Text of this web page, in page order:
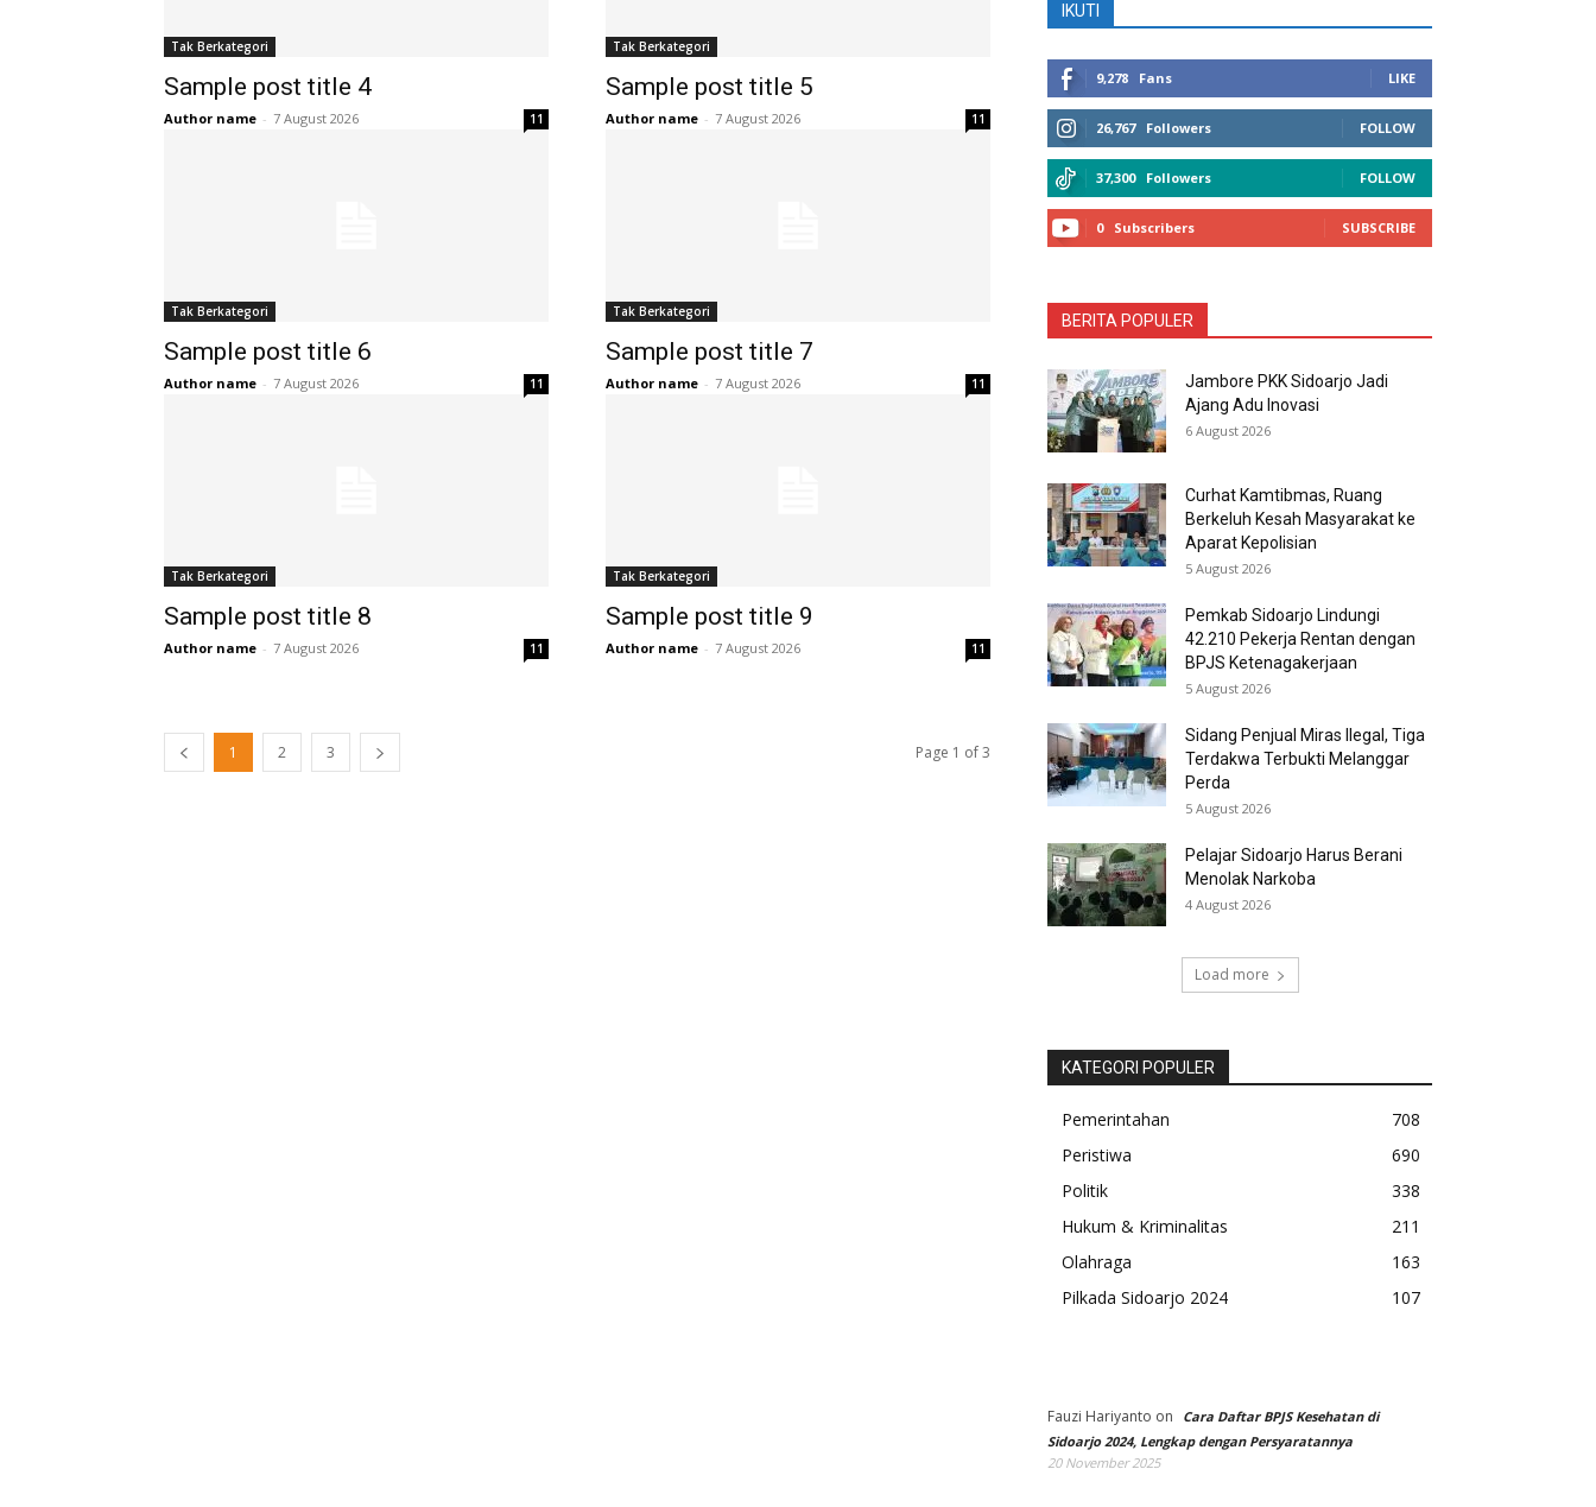
Tak Berkategori
Sample post title 4
Author name - 7 August 2026 11
Tak Berkategori
Sample post title 5
Author name - 7 August 2026 11
Tak Berkategori
Sample post title 6
Author name - 7 August 2026 11
Tak Berkategori
Sample post title 7
Author name - 7 August 2026 11
Tak Berkategori
Sample post title 8
Author name - 7 August 2026 11
Tak Berkategori
Sample post title 9
Author name - 7 August 2026 11
1 2 3 Page 1 of 3
IKUTI
9,278 Fans LIKE
26,767 Followers FOLLOW
37,300 Followers FOLLOW
0 Subscribers SUBSCRIBE
BERITA POPULER
Jambore PKK Sidoarjo Jadi
Ajang Adu Inovasi
6 August 2026
Curhat Kamtibmas, Ruang
Berkeluh Kesah Masyarakat ke
Aparat Kepolisian
5 August 2026
Pemkab Sidoarjo Lindungi
42.210 Pekerja Rentan dengan
BPJS Ketenagakerjaan
5 August 2026
Sidang Penjual Miras Ilegal, Tiga
Terdakwa Terbukti Melanggar
Perda
5 August 2026
Pelajar Sidoarjo Harus Berani
Menolak Narkoba
4 August 2026
Load more
KATEGORI POPULER
Pemerintahan
708
Peristiwa
690
Politik
338
Hukum & Kriminalitas
211
Olahraga
163
Pilkada Sidoarjo 2024
107
Fauzi Hariyanto on
Cara Daftar BPJS Kesehatan di
Sidoarjo 2024, Lengkap dengan Persyaratannya
20 November 2025